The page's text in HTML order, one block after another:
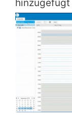
hinzugefügt